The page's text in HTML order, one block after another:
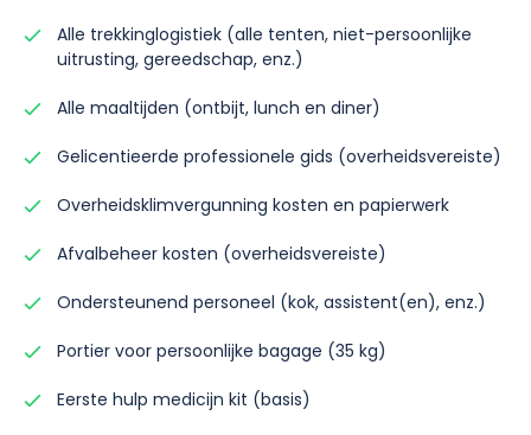
Alle trekkinglogistiek (alle tenten, niet-persoonlijke
uitrusting, gereedschap, enz.)
Alle maaltijden (ontbijt, lunch en diner)
Gelicentieerde professionele gids (overheidsvereiste)
Overheidsklimvergunning kosten en papierwerk
Afvalbeheer kosten (overheidsvereiste)
Ondersteunend personeel (kok, assistent(en), enz.)
Portier voor persoonlijke bagage (35 kg)
Eerste hulp medicijn kit (basis)